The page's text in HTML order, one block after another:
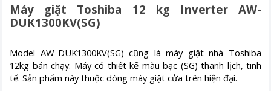
Máy giặt Toshiba 12 kg Inverter AW-
DUK1300KV(SG)
Model AW-DUK1300KV(SG) cũng là máy giặt nhà Toshiba
12kg bán chạy. Máy có thiết kế màu bạc (SG) thanh lịch, tinh
tế. Sản phẩm này thuộc dòng máy giặt cửa trên hiện đại.